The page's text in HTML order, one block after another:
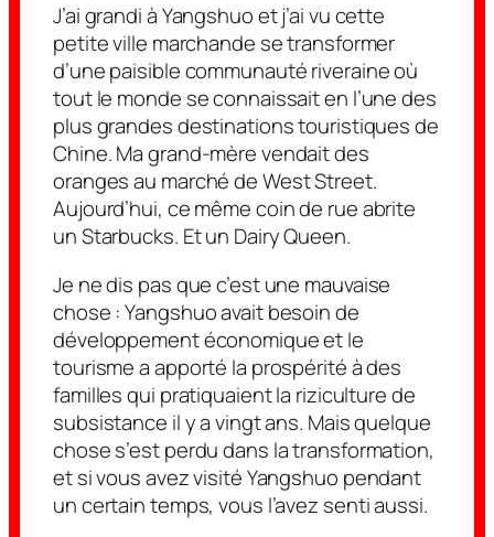
J’ai grandi à Yangshuo et j’ai vu cette
petite ville marchande se transformer
d’une paisible communauté riveraine où
tout le monde se connaissait en l’une des
plus grandes destinations touristiques de
Chine. Ma grand-mère vendait des
oranges au marché de West Street.
Aujourd’hui, ce même coin de rue abrite
un Starbucks. Et un Dairy Queen.
Je ne dis pas que c’est une mauvaise
chose : Yangshuo avait besoin de
développement économique et le
tourisme a apporté la prospérité à des
familles qui pratiquaient la riziculture de
subsistance il y a vingt ans. Mais quelque
chose s’est perdu dans la transformation,
et si vous avez visité Yangshuo pendant
un certain temps, vous l’avez senti aussi.